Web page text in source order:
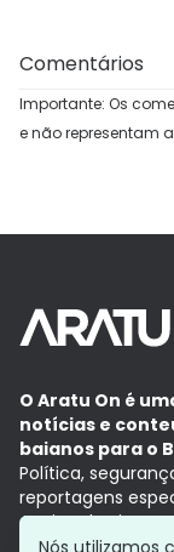
Comentários
Importante: Os
e não representam
O Aratu On é
notícias e
baianos para o
Política,
reportagens
Aqui, tudo vira
com a
Nós utilizamos